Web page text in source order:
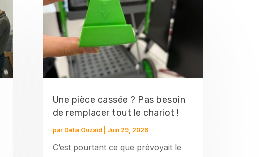
Une pièce cassée ? Pas besoin
de remplacer tout le chariot !
par Délia Ouzaïd Juin 29, 2026
C’est pourtant ce que prévoyait le